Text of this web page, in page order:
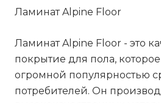
Ламинат Alpine Floor
Ламинат Alpine Floor - это
покрытие для пола, которое
огромной популярностью
потребителей. Он